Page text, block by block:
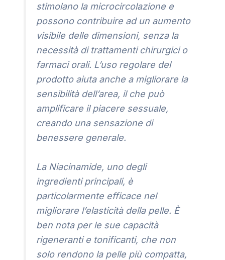
stimolano la microcircolazione e
possono contribuire ad un aumento
visibile delle dimensioni, senza la
necessità di trattamenti chirurgici o
farmaci orali. L’uso regolare del
prodotto aiuta anche a migliorare la
sensibilità dell’area, il che può
amplificare il piacere sessuale,
creando una sensazione di
benessere generale.
La Niacinamide, uno degli
ingredienti principali, è
particolarmente efficace nel
migliorare l’elasticità della pelle. È
ben nota per le sue capacità
rigeneranti e tonificanti, che non
solo rendono la pelle più compatta,